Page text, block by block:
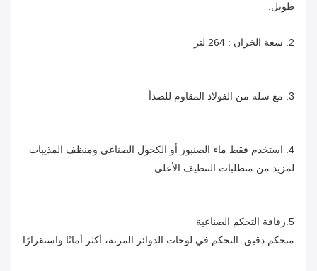
طويل.
2. سعة الخزان : 264 لتر
3. مع سلة من الفولاذ المقاوم للصدأ
لمزيد من متطلبات التنظيف الأعلى
5.رقاقة التحكم الصناعية
متحكم دقيق. التحكم في لوحات الدوائر المرنة، أكثر أمانًا واستقرارًا